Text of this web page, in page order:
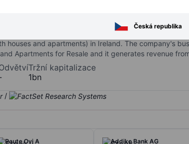
Česká republika
Plc
single and multi-family houses and apartments. Its
houses and apartments) in Ireland. The company's
Apartments for Resale and it generates revenue
Tržní kapitalizace
1bn
/
Raute Oyj A Addiko Bank AG